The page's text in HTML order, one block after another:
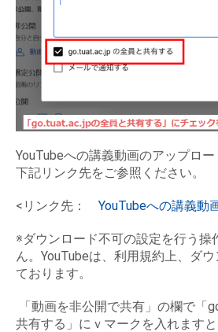
YouTubeへの講義動画のアップロー
下記リンク先をご参照ください。
<リンク先： YouTubeへの講義動
※ダウンロード不可の設定を行う操
ん。YouTubeは、利用規約上、ダ
ております。
「動画を非公開で共有」の欄で「
共有する」にｖマークを入れます